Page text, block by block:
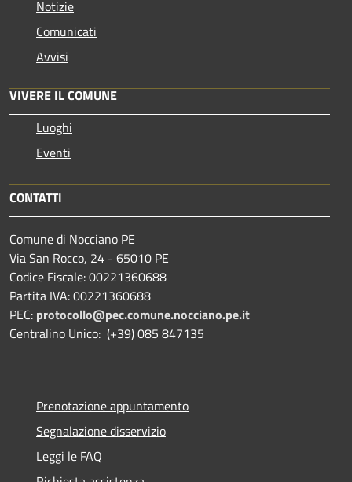
Notizie
Comunicati
Avvisi
VIVERE IL COMUNE
Luoghi
Eventi
CONTATTI
Comune di Nocciano PE
Via San Rocco, 24 - 65010 PE
Codice Fiscale: 00221360688
Partita IVA: 00221360688
PEC: protocollo@pec.comune.nocciano.pe.it
Centralino Unico: (+39) 085 847135
Prenotazione appuntamento
Segnalazione disservizio
Leggi le FAQ